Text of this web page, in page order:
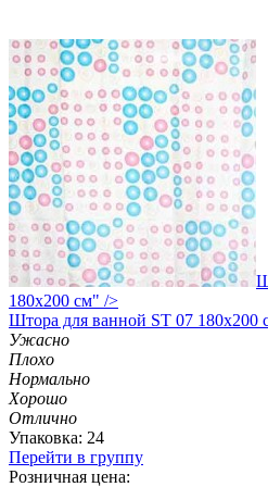
180х200 см" />
Штора для ванной ST 07 180х200
Ужасно
Плохо
Нормально
Хорошо
Отлично
Упаковка: 24
Перейти в группу
Розничная цена: